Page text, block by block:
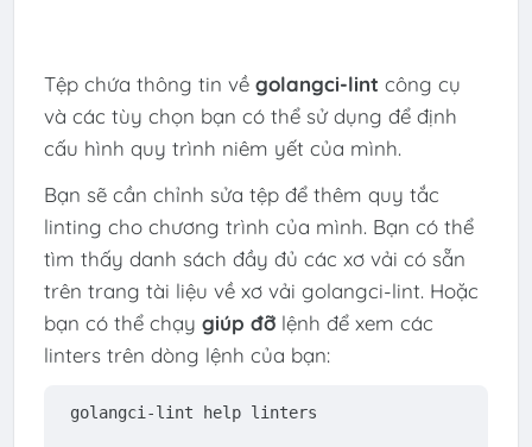
Tệp chứa thông tin về golangci-lint công cụ
và các tùy chọn bạn có thể sử dụng để định
cấu hình quy trình niêm yết của mình.
Bạn sẽ cần chỉnh sửa tệp để thêm quy tắc
linting cho chương trình của mình. Bạn có thể
tìm thấy danh sách đầy đủ các xơ vải có sẵn
trên trang tài liệu về xơ vải golangci-lint. Hoặc
bạn có thể chạy giúp đỡlệnh để xem các
linters trên dòng lệnh của bạn:
golangci-lint help linters